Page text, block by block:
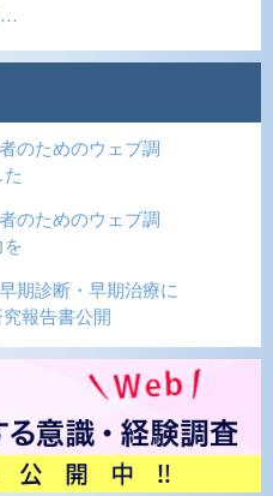
…
のためのウェブ調
のためのウェブ調
期診断・早期治療に
報告書公開